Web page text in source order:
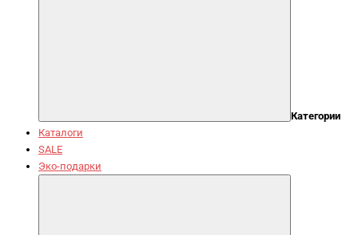
Категории
Каталоги
SALE
Эко-подарки